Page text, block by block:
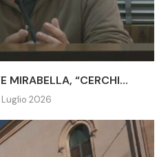
MIRABELLA, “CERCHI...
Luglio 2026